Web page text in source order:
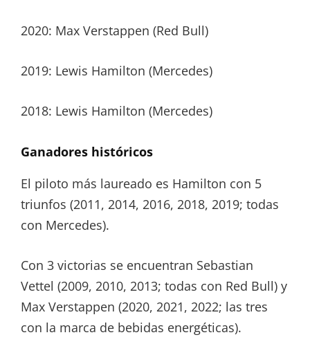
2020: Max Verstappen (Red Bull)
2019: Lewis Hamilton (Mercedes)
2018: Lewis Hamilton (Mercedes)
Ganadores históricos
El piloto más laureado es Hamilton con 5
triunfos (2011, 2014, 2016, 2018, 2019; todas
con Mercedes).
Con 3 victorias se encuentran Sebastian
Vettel (2009, 2010, 2013; todas con Red Bull) y
Max Verstappen (2020, 2021, 2022; las tres
con la marca de bebidas energéticas).